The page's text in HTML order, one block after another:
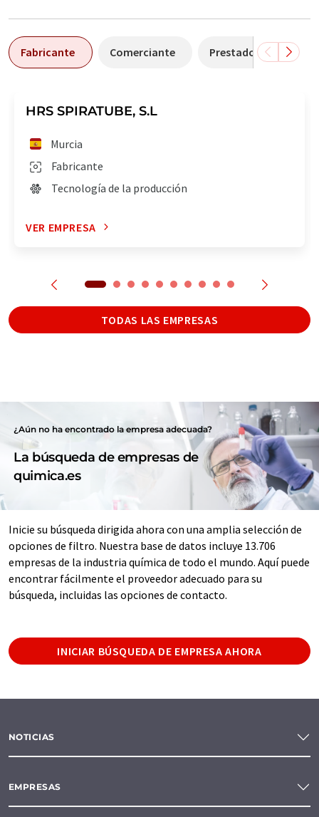
Fabricante Comerciante Prestador de
HRS SPIRATUBE, S.L
Fabricante
Murcia
Tecnología de la producción
VER EMPRESA
TODAS LAS EMPRESAS
¿Aún no ha encontrado la empresa adecuada?
La búsqueda de empresas de
quimica.es
Inicie su búsqueda dirigida ahora con una amplia selección de
opciones de filtro. Nuestra base de datos incluye 13.706
empresas de la industria química de todo el mundo. Aquí puede
encontrar fácilmente el proveedor adecuado para su
búsqueda, incluidas las opciones de contacto.
INICIAR BÚSQUEDA DE EMPRESA AHORA
NOTICIAS
EMPRESAS